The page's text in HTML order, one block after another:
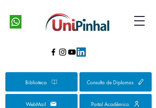
Biblioteca Consulta de Diplomas
WebMail Portal Acadêmico